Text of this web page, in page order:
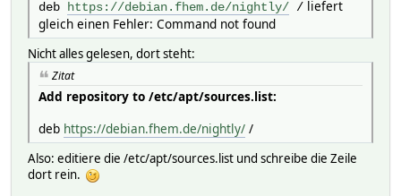
deb https://debian.fhem.de/nightly/ / liefert
gleich einen Fehler: Command not found
Nicht alles gelesen, dort steht:
Zitat
Add repository to /etc/apt/sources.list:
deb https://debian.fhem.de/nightly/ /
Also: editiere die /etc/apt/sources.list und schreibe die Zeile
dort rein.